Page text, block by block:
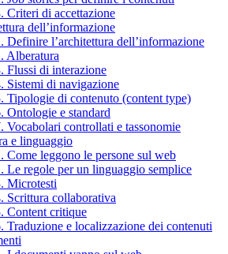
Criteri di accettazione
dell’informazione
Definire l’architettura dell’informazione
Alberatura
Flussi di interazione
Sistemi di navigazione
Tipologie di contenuto (content type)
Ontologie e standard
Vocabolari controllati e tassonomie
e linguaggio
Come leggono le persone sul web
Le regole per un linguaggio semplice
Microtesti
Scrittura collaborativa
Content critique
Traduzione e localizzazione dei contenuti